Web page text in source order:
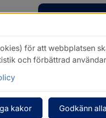
för att webbplatsen
och förbättrad
kakor Godkänn